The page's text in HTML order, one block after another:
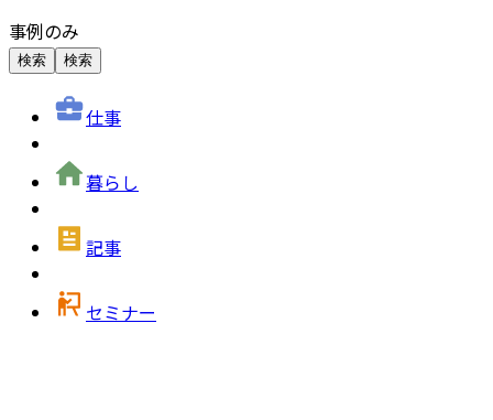
事例のみ
検索 検索
仕事
暮らし
記事
セミナー